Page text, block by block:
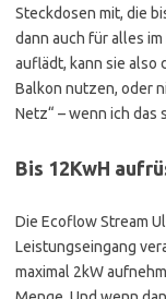
Steckdosen mit, die
dann auch für alles im
auflädt, kann sie also
Balkon nutzen, oder
Netz“ – wenn ich das
Bis 12KwH
Die Ecoflow Stream
Leistungseingang
maximal 2kW